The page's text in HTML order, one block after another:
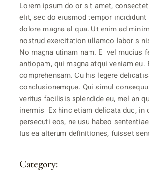
Lorem ipsum dolor sit amet,
elit, sed do eiusmod tempor incididunt
dolore magna aliqua. Ut enim ad
nostrud exercitation ullamco laboris
No magna utinam nam. Ei vel mucius
antiopam, qui magna atqui veniam eu.
comprehensam. Cu his legere
conclusionemque. Qui simul
veritus facilisis splendide eu, mel an
inermis. Ex hinc etiam delicata duo, in
persecuti eos, ne usu habeo
Ius ea alterum definitiones, fuisset
Category: